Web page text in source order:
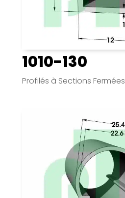
1010-130
Profilés à Sections Fermées